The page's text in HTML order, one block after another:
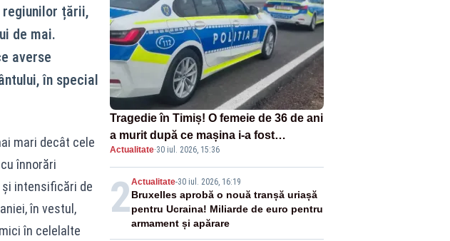
regiunilor țării,
de mai.
averse
în special
mari decât cele
înnorări
intensificări de
în vestul,
în celelalte
Tragedie în Timiș! O femeie de 36 de ani
a murit după ce mașina i-a fost
spulberată de tren
Actualitate·30 iul. 2026, 15:36
2Actualitate-30 iul. 2026, 16:19
Bruxelles aprobă o nouă tranșă uriașă
pentru Ucraina! Miliarde de euro pentru
armament și apărare